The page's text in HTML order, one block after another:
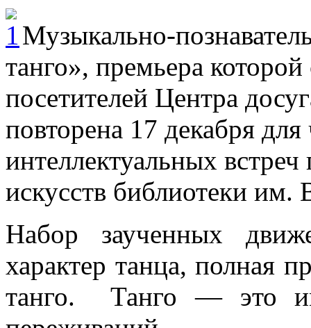
Музыкально-
танго», премьера
посетителей Центра
повторена 17 декабря
интеллектуальных
искусств библиотеки
Набор заученных
характер танца, полная
танго. Танго — это